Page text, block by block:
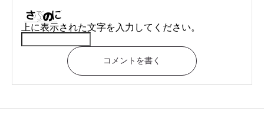
上に表示された文字を入力してください。
コメントを書く